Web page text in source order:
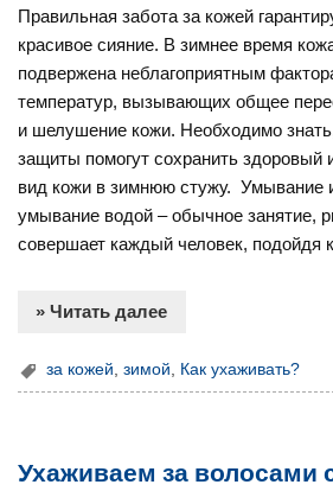
Правильная забота за кожей
красивое сияние. В зимнее время
подвержена неблагоприятным
температур, вызывающих общее
и шелушение кожи. Необходимо
защиты помогут сохранить здоровый
вид кожи в зимнюю стужу. Умывание
умывание водой – обычное занятие,
совершает каждый человек, подойдя
» Читать далее
за кожей,зимой, Как ухаживать?
Ухаживаем за волосами